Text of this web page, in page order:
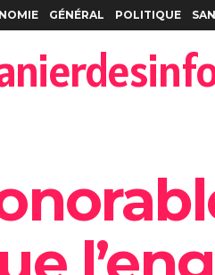
GÉNÉRAL POLITIQUE